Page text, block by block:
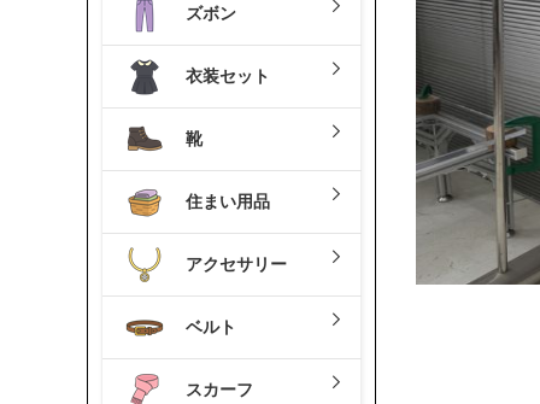
ズボン
衣装セット
靴
住まい用品
アクセサリー
ベルト
スカーフ